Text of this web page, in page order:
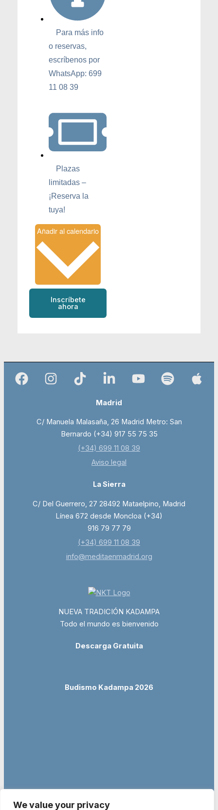
We value your privacy
Para más info
o reservas,
escríbenos por
WhatsApp: 699
11 08 39
Plazas
limitadas –
¡Reserva la
tuya!
Inscríbete
ahora
Madrid
C/ Manuela Malasaña, 26 Madrid Metro: San
Bernardo (+34) 917 55 75 35
(+34) 699 11 08 39
Aviso legal
La Sierra
C/ Del Guerrero, 27 28492 Mataelpino, Madrid
Línea 672 desde Moncloa (+34)
916 79 77 79
(+34) 699 11 08 39
info@meditaenmadrid.org
NUEVA TRADICIÓN KADAMPA
Todo el mundo es bienvenido
Descarga Gratuita
Budismo Kadampa 2026